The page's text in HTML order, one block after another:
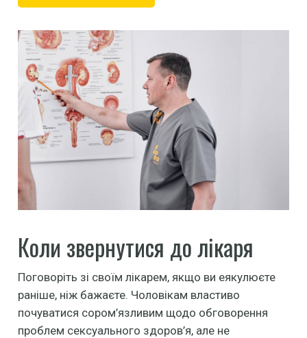
Коли звернутися до лікаря
Поговоріть зі своїм лікарем, якщо ви еякулюєте
раніше, ніж бажаєте. Чоловікам властиво
почуватися сором’язливим щодо обговорення
проблем сексуального здоров’я, але не